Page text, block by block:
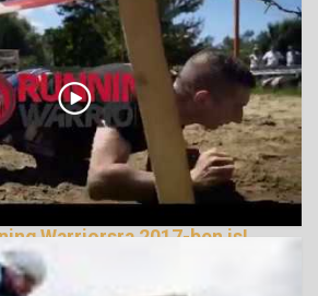
Warriorsra 2017-ben is!